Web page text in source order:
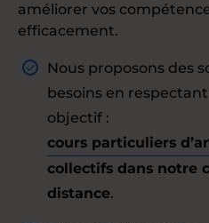
améliorer vos
efficacement.
Nous proposons des
besoins en
objectif :
cours particuliers
collectifs dans notre
distance.